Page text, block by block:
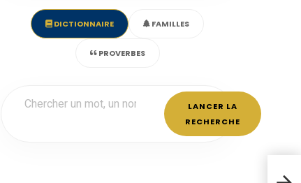
DICTIONNAIRE FAMILLES
PROVERBES
LANCER LA
RECHERCHE
Le